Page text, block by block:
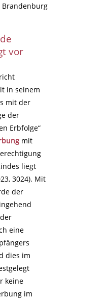
vor
in seinem
mit der
der
Erbfolge“
mit
liegt
3024). Mit
der
eine
dies im
keine
im